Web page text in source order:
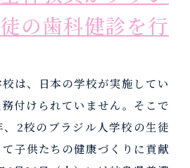
の歯科健診を行
は、日本の学校が実施してい
付けられていません。そこで
2校のブラジル人学校の生徒
子供たちの健康づくりに貢献
攻)
申請
ー
ト室
室